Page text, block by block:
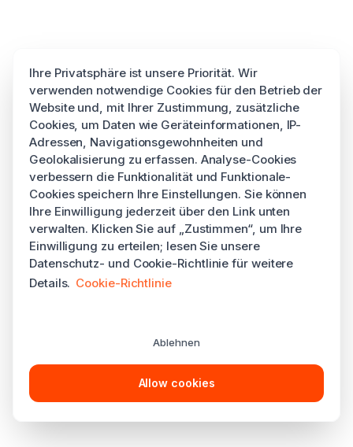
Ihre Privatsphäre ist unsere Priorität. Wir
verwenden notwendige Cookies für den Betrieb der
Website und, mit Ihrer Zustimmung, zusätzliche
Cookies, um Daten wie Geräteinformationen, IP-
Adressen, Navigationsgewohnheiten und
Geolokalisierung zu erfassen. Analyse-Cookies
verbessern die Funktionalität und Funktionale-
Cookies speichern Ihre Einstellungen. Sie können
Ihre Einwilligung jederzeit über den Link unten
verwalten. Klicken Sie auf „Zustimmen“, um Ihre
Einwilligung zu erteilen; lesen Sie unsere
Datenschutz- und Cookie-Richtlinie für weitere
Details. Cookie-Richtlinie
Ablehnen
Allow cookies